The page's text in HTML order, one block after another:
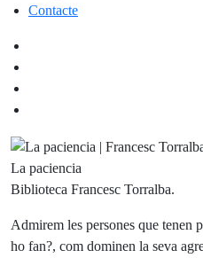
Contacte
La paciencia
Biblioteca Francesc Torralba.
Admirem les persones que tenen
ho fan?, com dominen la seva